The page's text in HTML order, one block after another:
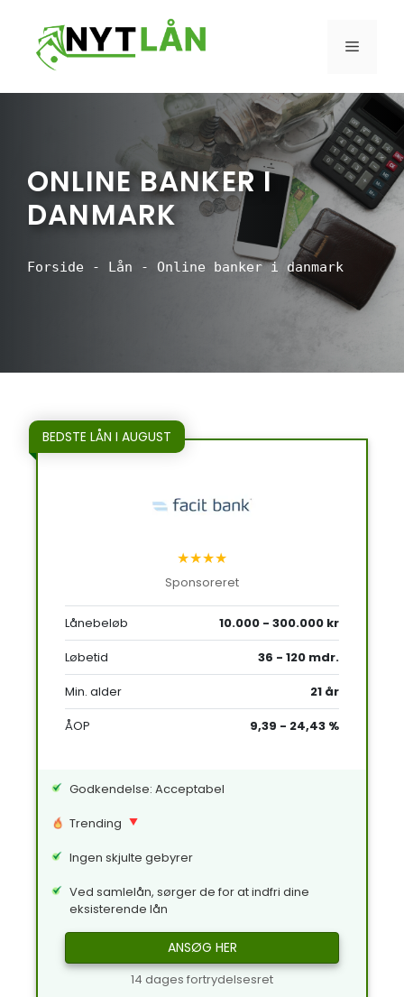
indhold
MENU
ONLINE BANKER I
DANMARK
Forside - Lån - Online banker i danmark
BEDSTE LÅN I AUGUST
★★★★
Sponsoreret
Lånebeløb
10.000 - 300.000 kr
Løbetid
36 - 120 mdr.
Min. alder
21 år
ÅOP
9,39 - 24,43 %
Godkendelse: Acceptabel
Trending
Ingen skjulte gebyrer
Ved samlelån, sørger de for at indfri dine
eksisterende lån
ANSØG HER
14 dages fortrydelsesret